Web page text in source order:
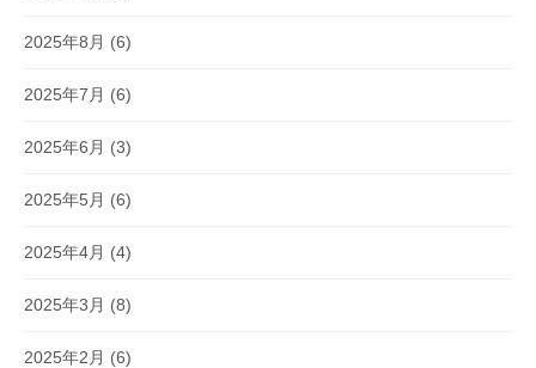
2025年8月 (6)
2025年7月 (6)
2025年6月 (3)
2025年5月 (6)
2025年4月 (4)
2025年3月 (8)
2025年2月 (6)